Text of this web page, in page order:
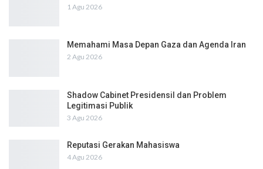
1 Agu 2026
Memahami Masa Depan Gaza dan Agenda Iran
2 Agu 2026
Shadow Cabinet Presidensil dan Problem
Legitimasi Publik
3 Agu 2026
Reputasi Gerakan Mahasiswa
4 Agu 2026